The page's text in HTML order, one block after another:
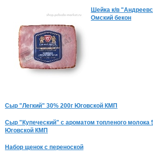
Шейка к/в
Омский бекон
Сыр "Легкий" 30% 200г Юговской КМП
Сыр "Купеческий" с ароматом топленого молока
Юговской КМП
Набор щенок с переноской